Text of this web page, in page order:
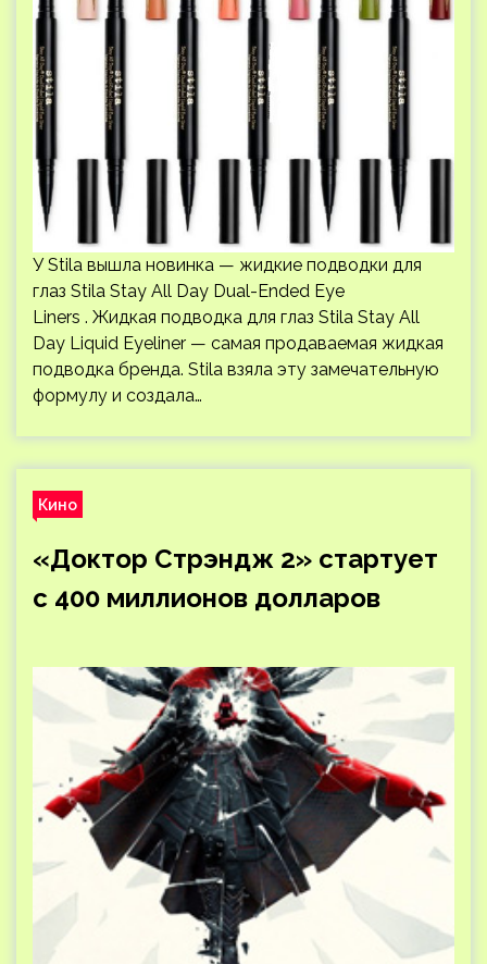
У Stila вышла новинка — жидкие подводки для
глаз Stila Stay All Day Dual-Ended Eye
Liners . Жидкая подводка для глаз Stila Stay All
Day Liquid Eyeliner — самая продаваемая жидкая
подводка бренда. Stila взяла эту замечательную
формулу и создала…
Кино
«Доктор Стрэндж 2» стартует
с 400 миллионов долларов